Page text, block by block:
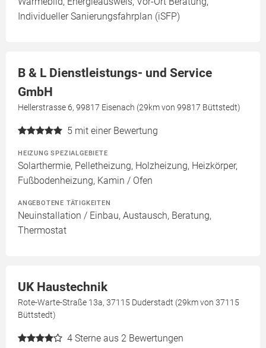
Individueller Sanierungsfahrplan (iSFP)
B & L Dienstleistungs- und Service
GmbH
Hellerstrasse 6, 99817 Eisenach (29km von 99817 Büttstedt)
5 mit einer Bewertung
HEIZUNG SPEZIALGEBIETE
Solarthermie, Pelletheizung, Holzheizung, Heizkörper,
Fußbodenheizung, Kamin / Ofen
ANGEBOTENE TÄTIGKEITEN
Neuinstallation / Einbau, Austausch, Beratung,
Thermostat
UK Haustechnik
Rote-Warte-Straße 13a, 37115 Duderstadt (29km von 37115
Büttstedt)
4 Sterne aus 2 Bewertungen